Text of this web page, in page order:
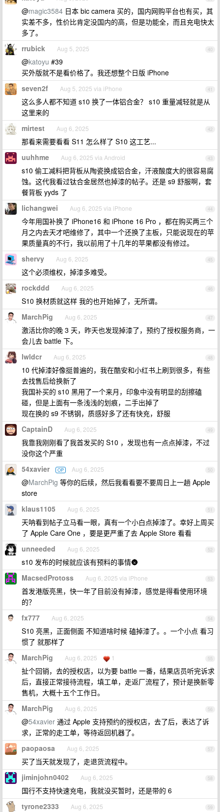
@magic3584 日本 bic camera 买的，国内网购平台也有买，其
实差不多，性价比肯定没国内的高，但是功能全，而且充电快太
多了。
40
rrubick Aug 5, 2025
@katoyu #39
买外版就不是看价格了。我还想整个日版 iPhone
41
seven2f Aug 5, 2025 via iPhone
这么多人都不知道 s10 换了一体铝合金？ s10 重量减轻就是从
这里来的
42
mirtest Aug 6, 2025
那看来需要看看 S11 怎么样了 S10 这工艺...
43
uuhhme Aug 6, 2025 via Android
s10 偷工减料把背板从陶瓷换成铝合金，汗液酸度大的很容易腐
蚀。这代我看过钛合金居然也掉漆的帖子。还是 s9 舒服啊，套
餐背板 yyds 了
44
lichangwei Aug 6, 2025 via iPhone
今年用国补换了 iPhone16 和 iPhone 16 Pro ，都在购买两三个
月之内去天才吧维修了，其中一个还换了主板，只能说现在的苹
果质量真的不行，我以前用了十几年的苹果都没有修过。
45
shervy Aug 6, 2025
这个必须维权，掉漆多难受。
46
rockddd Aug 6, 2025
S10 换材质就这样 我的也开始掉了，无所谓。
47
MarchPig Aug 6, 2025
激活比你的晚 3 天，昨天也发现掉漆了，预约了授权服务商，一
会儿去 battle 下。
48
lwldcr Aug 6, 2025
10 代掉漆好像挺普遍的，我在酷安和小红书上刷到很多，有些
去找售后给换新了
我国补买的 s10 黑用了一个来月，印象中没有明显的刮擦磕
碰，但是上面有一条浅浅的划痕，二手出掉了
现在换的 s9 不锈钢，质感好多了还有快充，舒服
49
CaptainD Aug 6, 2025
我靠我刚刚看了我首发买的 S10 ，发现也有一点点掉漆，不过
没你这个严重
50
54xavier OP Aug 6, 2025
@MarchPig 等你的后续，然后我看看要不要周日上一趟 Apple
store
51
klaus1105 Aug 6, 2025
天呐看到帖子立马看一眼，真有一个小白点掉漆了。幸好上周买
了 Apple Care One ，要是更严重了去 Apple Store 看看
52
unneeded Aug 6, 2025
s10 发布的时候就应该有预料的事情🌚
53
MacsedProtoss Aug 6, 2025 via iPhone
首发港版亮黑，快一年了目前没有掉漆，感觉是得看使用环境
的？
54
fx777 Aug 6, 2025
S10 亮黑，正面侧面 不知道啥时候 磕掉漆了。。一个小点 看习
惯了 就那样了
55
MarchPig Aug 6, 2025 1
扯个回销，去的授权店，以为要 battle 一番，结果店员听完诉求
后，直接正常接待流程，填工单，走返厂流程了，预计是换新零
售机，大概十五个工作日。
56
MarchPig Aug 6, 2025
@54xavier 通过 Apple 支持预约的授权店，去了后，表达了诉
求，正常的走工单，等待返回机器了。
57
paopaosa Aug 6, 2025
买了当天就发现了，走退货流程中。
58
jiminjohn0402 Aug 6, 2025
国行不支持快速充电，我就没买暂时，还是带的 6
59
tyrone2333 Aug 6, 2025